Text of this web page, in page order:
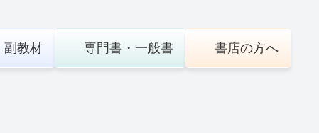
副教材 専門書・ 一般書 書店の方へ